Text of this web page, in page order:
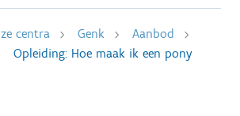
centra Genk
Aanbod
Opleiding: Hoe maak ik een pony